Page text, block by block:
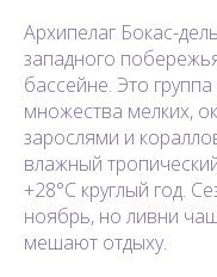
Архипелаг Бокас-
западного
бассейне. Это
множества мелких,
зарослями и
влажный
+28°C круглый год.
ноябрь, но ливни
мешают отдыху.